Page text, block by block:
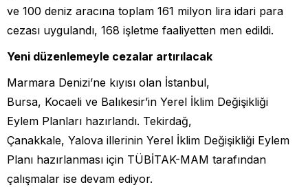
ve 100 deniz aracına toplam 161 milyon lira idari para
cezası uygulandı, 168 işletme faaliyetten men edildi.
Yeni düzenlemeyle cezalar artırılacak
Marmara Denizi’ne kıyısı olan İstanbul,
Bursa, Kocaeli ve Balıkesir’in Yerel İklim Değişikliği
Eylem Planları hazırlandı. Tekirdağ,
Çanakkale, Yalova illerinin Yerel İklim Değişikliği Eylem
Planı hazırlanması için TÜBİTAK-MAM tarafından
çalışmalar ise devam ediyor.